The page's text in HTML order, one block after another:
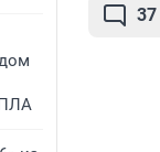
37